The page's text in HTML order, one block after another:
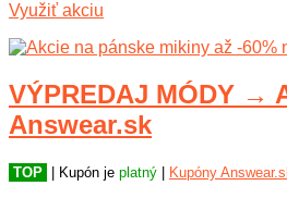
Využiť akciu
VÝPREDAJ MÓDY →
Answear.sk
TOP | Kupón je platný Kupóny